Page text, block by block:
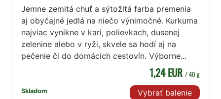
Jemne zemitá chuť a sýtožltá farba premenia
aj obyčajné jedlá na niečo výnimočné. Kurkuma
najviac vynikne v kari, polievkach, dusenej
zelenine alebo v ryži, skvele sa hodí aj na
pečenie či do domácich cestovín. Výborne...
Skladom
1,24 EUR / 40 g
Vybrať balenie